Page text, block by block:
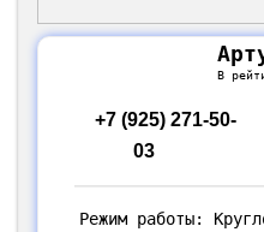
В
+7 (925) 271-50-
03
Режим работы: